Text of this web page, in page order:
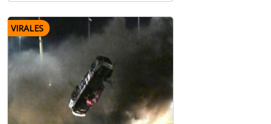
VIRALES